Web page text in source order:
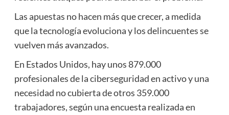
Las apuestas no hacen más que crecer, a medida
que la tecnología evoluciona y los delincuentes se
vuelven más avanzados.
En Estados Unidos, hay unos 879.000
profesionales de la ciberseguridad en activo y una
necesidad no cubierta de otros 359.000
trabajadores, según una encuesta realizada en